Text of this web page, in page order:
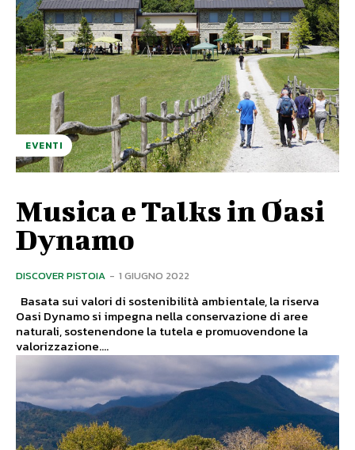
EVENTI
Musica e Talks in Oasi
Dynamo
DISCOVER PISTOIA - 1 GIUGNO 2022
Oasi Dynamo si impegna nella conservazione di aree
naturali, sostenendone la tutela e promuovendone la
valorizzazione....